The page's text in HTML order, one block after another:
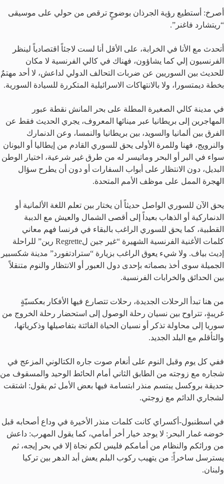
أصرخ: أستطيع رؤية الجرذان بوضوحٍ ترقص من حولي على موسيقى
“ريتشارد فاغنر”.
أتحدث مع الأنا في الخرابة، على الأقل أنا لست لاجئاً اقتصادياً لينظر
الفرنسيون إلي كما يشاؤون، فهناك في كالي الفرنسية لا مكان
للحديث بين السوريين عن ضربات التحالف الدولي لداعش، لا أحد مهتمٌ
بخطة ديمتسورا، ولا بالانتهاكات الاسرائيلية المتكررة للسيادة السورية.
في مدينة كالي الصغيرة المطلة على بحر المانش نقطة عبور
المهاجرين إلى بريطانيا عبر مينائها المعروف، يجري الحديث فقط عن
الفرق بين ألمانيا والسويد، بين بريطانيا والنمسا، وعن الدنمارك
والنرويج، فهنا وللمرة الأولى يحق للسوري القادم من إيطاليا أو اليونان
سواء في البر أو البحر وماتيسر له من طرق غير شرعية، اختيار الوطن
البديل، دون الانتظار على أبواب السفارات أو دون أن يطرح سؤال
الهجرة الممل على موظف الأمم المتحدة.
يحق الآن للسوري الواصل حديثاً أن يختار بين تعلم اللغة الألمانية أو
الدنماركية أو الذهاب بعيداً إلى أقصى الشمال والعيش مع الدببة
القطبية، كما يحق للسوري الراغب بالبقاء في فرنسا فهم معاني
كلمات الأغنية الفرنسية الشهيرة “غير جين لRegrette رين” للراحلة
إديث بياف. ولا شيء يعوق الراغب بزيارة “سترادتفورد” مدينة شكسبير
الجميلة سوى أخذ بصماته بإحدى دول العبور أو الانتظار والنوم متنقلاً
بين الحدائق والخرابات الفرنسية.
من هنا تبدأ الرحلات الجديدة، رحلات تتصارع فيها الأفكار بعكسيّةٍ
غريبةٍ، تتراوح بين نسيان رحلة الوصول إلى استحضار رحلة الخروج من
سوريا إلى محاولة تذكر أو نسيان الحياة الفائتة بتفاصيلها وذكرياتها،
والتأقلم مع البلد الجديد.
ففي كل يوم وقبل النوم على أنغام صوت جاره الكتالوني المزعج في
شجاره مع زوجته من الطابق الثاني أمام الحائط الوحيد والمسقوف من
حديقة بروكسل يبتسم منذر ابتسامة فيها بعض الأمل ثم يقول: اشتقت
لشجاري الدائم مع زوجتي.
في اسطنبول-أكسراي كانت كلمات منذر الأخيرة في وداع أصحابه قبل
خوضه غمار البحر: لا يوجد خيار أخر أمامي، كما يقول المهرب: داعش
من ورائكم والنظام من أمامكم فليس لكم نجاة إلا في بحر إيجه، ثم
يسترسل ساخراً: من يتهيب ركوب البلم يعش أبد الدهر بين تركيا
ولبنان.